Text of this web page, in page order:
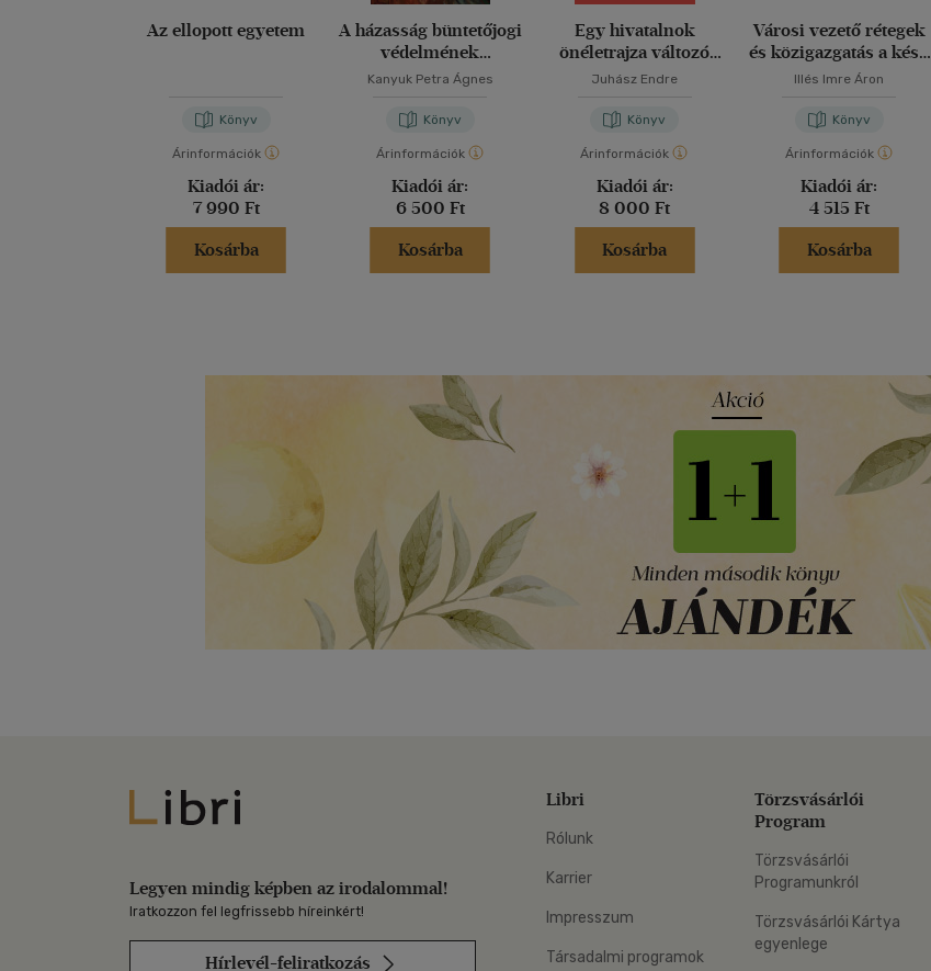
Az ellopott egyetem
Könyv
Árinformációk
Kiadói ár:
7 990 Ft
Kosárba
A házasság büntetőjogi
védelmének
színeváltozásai
Kanyuk Petra Ágnes
Könyv
Árinformációk
Kiadói ár:
6 500 Ft
Kosárba
Egy hivatalnok
önéletrajza változó
korszakokban és
Juhász Endre
Könyv
Árinformációk
Kiadói ár:
8 000 Ft
Kosárba
Városi vezető rétegek
és közigazgatás a késő
római kodifikációban I.
Illés Imre Áron
Könyv
Árinformációk
Kiadói ár:
4 515 Ft
Kosárba
Libri
Legyen mindig képben az irodalommal!
Iratkozzon fel legfrissebb híreinkért!
Hírlevél-feliratkozás
Libri
Rólunk
Karrier
Impresszum
Társadalmi programok
Törzsvásárlói
Program
Törzsvásárlói
Programunkról
Törzsvásárlói Kártya
egyenlege